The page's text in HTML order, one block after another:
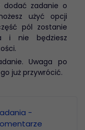
dodać zadanie o
użyć opcji
pól zostanie
i nie będziesz
Uwaga po
już przywrócić.
-